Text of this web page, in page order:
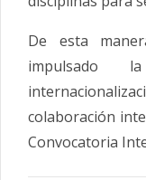
De esta
impulsado
colaboración
Convocatoria